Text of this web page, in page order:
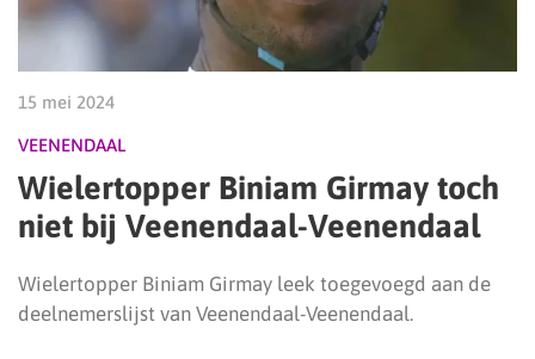
15 mei 2024
VEENENDAAL
Wielertopper Biniam Girmay toch
niet bij Veenendaal-Veenendaal
Wielertopper Biniam Girmay leek toegevoegd aan de
deelnemerslijst van Veenendaal-Veenendaal.